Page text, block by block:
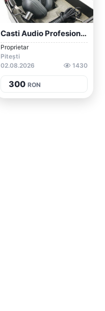
Casti Audio Profesionale MB K 600
Proprietar
Pitești
02.08.2026
1430
300 RON